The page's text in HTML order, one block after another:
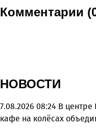
Комментарии
НОВОСТИ
7.08.2026 08:24 В центре
кафе на колёсах